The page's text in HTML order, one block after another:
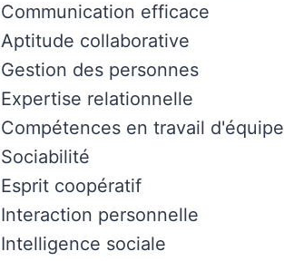
Communication efficace
Aptitude collaborative
Gestion des personnes
Expertise relationnelle
Compétences en travail d'équipe
Sociabilité
Esprit coopératif
Interaction personnelle
Intelligence sociale